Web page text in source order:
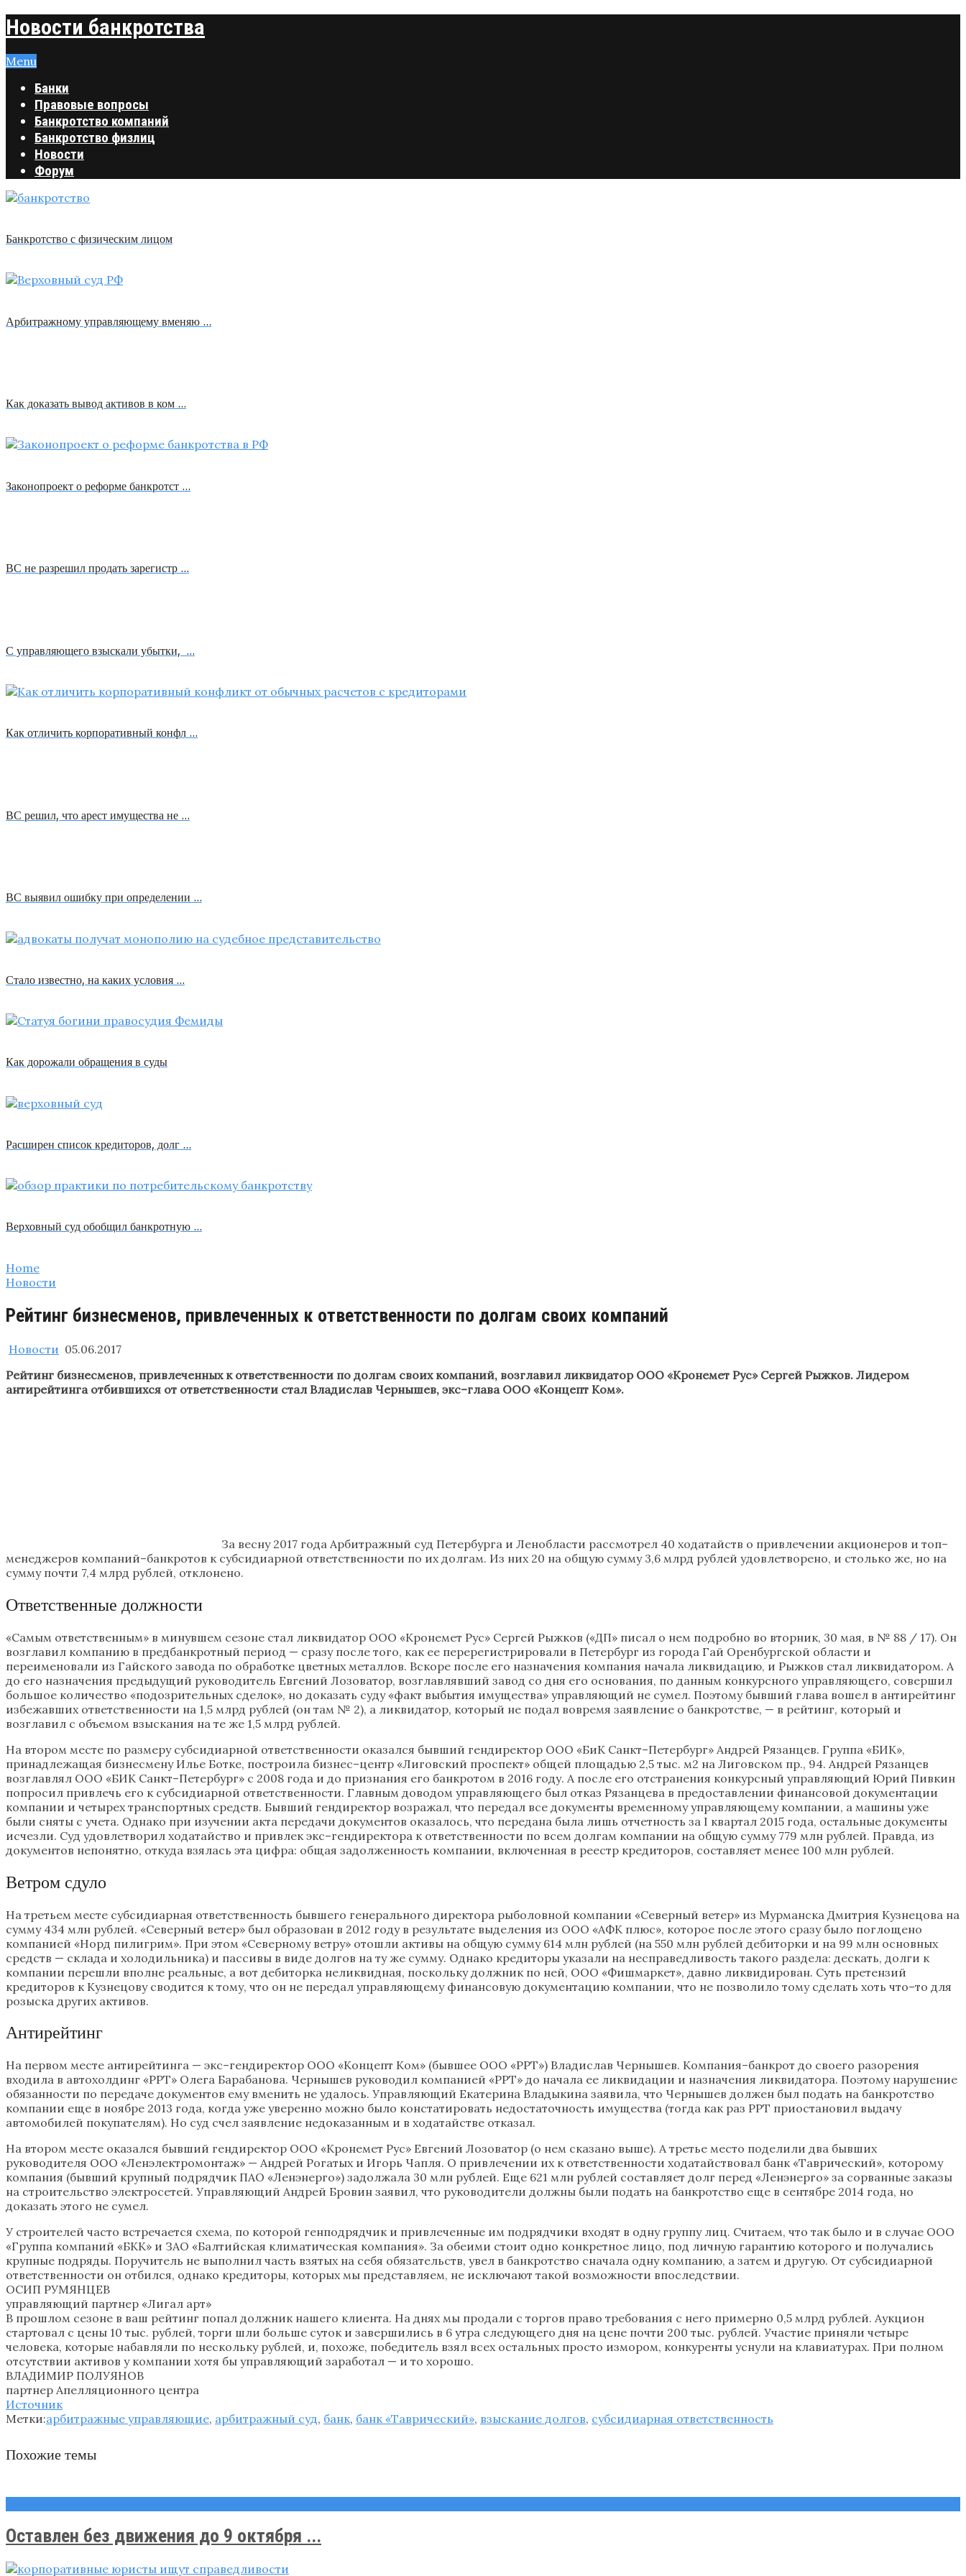
Новости банкротства
Menu
Банки
Правовые вопросы
Банкротство компаний
Банкротство физлиц
Новости
Форум
Банкротство с физическим лицом
Арбитражному управляющему вменяю …
Как доказать вывод активов в ком …
Законопроект о реформе банкротст …
ВС не разрешил продать зарегистр …
С управляющего взыскали убытки, …
Как отличить корпоративный конфл …
ВС решил, что арест имущества не …
ВС выявил ошибку при определении …
Стало известно, на каких условия …
Как дорожали обращения в суды
Расширен список кредиторов, долг …
Верховный суд обобщил банкротную …
Home
Новости
Рейтинг бизнесменов, привлеченных к ответственности по долгам своих компаний
Новости 05.06.2017
Рейтинг бизнесменов, привлеченных к ответственности по долгам своих компаний, возглавил ликвидатор ООО «Кронемет Рус» Сергей Рыжков. Лидером
антирейтинга отбившихся от ответственности стал Владислав Чернышев, экс–глава ООО «Концепт Ком».
За весну 2017 года Арбитражный суд Петербурга и Ленобласти рассмотрел 40 ходатайств о привлечении акционеров и топ–
менеджеров компаний–банкротов к субсидиарной ответственности по их долгам. Из них 20 на общую сумму 3,6 млрд рублей удовлетворено, и столько же, но на
сумму почти 7,4 млрд рублей, отклонено.
Ответственные должности
«Самым ответственным» в минувшем сезоне стал ликвидатор ООО «Кронемет Рус» Сергей Рыжков («ДП» писал о нем подробно во вторник, 30 мая, в № 88 / 17). Он
возглавил компанию в предбанкротный период — сразу после того, как ее перерегистрировали в Петербург из города Гай Оренбургской области и
переименовали из Гайского завода по обработке цветных металлов. Вскоре после его назначения компания начала ликвидацию, и Рыжков стал ликвидатором. А
до его назначения предыдущий руководитель Евгений Лозоватор, возглавлявший завод со дня его основания, по данным конкурсного управляющего, совершил
большое количество «подозрительных сделок», но доказать суду «факт выбытия имущества» управляющий не сумел. Поэтому бывший глава вошел в антирейтинг
избежавших ответственности на 1,5 млрд рублей (он там № 2), а ликвидатор, который не подал вовремя заявление о банкротстве, — в рейтинг, который и
возглавил с объемом взыскания на те же 1,5 млрд рублей.
На втором месте по размеру субсидиарной ответственности оказался бывший гендиректор ООО «БиК Санкт–Петербург» Андрей Рязанцев. Группа «БИК»,
принадлежащая бизнесмену Илье Ботке, построила бизнес–центр «Лиговский проспект» общей площадью 2,5 тыс. м2 на Лиговском пр., 94. Андрей Рязанцев
возглавлял ООО «БИК Санкт–Петербург» с 2008 года и до признания его банкротом в 2016 году. А после его отстранения конкурсный управляющий Юрий Пивкин
попросил привлечь его к субсидиарной ответственности. Главным доводом управляющего был отказ Рязанцева в предоставлении финансовой документации
компании и четырех транспортных средств. Бывший гендиректор возражал, что передал все документы временному управляющему компании, а машины уже
были сняты с учета. Однако при изучении акта передачи документов оказалось, что передана была лишь отчетность за I квартал 2015 года, остальные документы
исчезли. Суд удовлетворил ходатайство и привлек экс–гендиректора к ответственности по всем долгам компании на общую сумму 779 млн рублей. Правда, из
документов непонятно, откуда взялась эта цифра: общая задолженность компании, включенная в реестр кредиторов, составляет менее 100 млн рублей.
Ветром сдуло
На третьем месте субсидиарная ответственность бывшего генерального директора рыболовной компании «Северный ветер» из Мурманска Дмитрия Кузнецова на
сумму 434 млн рублей. «Северный ветер» был образован в 2012 году в результате выделения из ООО «АФК плюс», которое после этого сразу было поглощено
компанией «Норд пилигрим». При этом «Северному ветру» отошли активы на общую сумму 614 млн рублей (на 550 млн рублей дебиторки и на 99 млн основных
средств — склада и холодильника) и пассивы в виде долгов на ту же сумму. Однако кредиторы указали на несправедливость такого раздела: дескать, долги к
компании перешли вполне реальные, а вот дебиторка неликвидная, поскольку должник по ней, ООО «Фишмаркет», давно ликвидирован. Суть претензий
кредиторов к Кузнецову сводится к тому, что он не передал управляющему финансовую документацию компании, что не позволило тому сделать хоть что–то для
розыска других активов.
Антирейтинг
На первом месте антирейтинга — экс–гендиректор ООО «Концепт Ком» (бывшее ООО «РРТ») Владислав Чернышев. Компания–банкрот до своего разорения
входила в автохолдинг «РРТ» Олега Барабанова. Чернышев руководил компанией «РРТ» до начала ее ликвидации и назначения ликвидатора. Поэтому нарушение
обязанности по передаче документов ему вменить не удалось. Управляющий Екатерина Владыкина заявила, что Чернышев должен был подать на банкротство
компании еще в ноябре 2013 года, когда уже уверенно можно было констатировать недостаточность имущества (тогда как раз РРТ приостановил выдачу
автомобилей покупателям). Но суд счел заявление недоказанным и в ходатайстве отказал.
На втором месте оказался бывший гендиректор ООО «Кронемет Рус» Евгений Лозоватор (о нем сказано выше). А третье место поделили два бывших
руководителя ООО «Ленэлектромонтаж» — Андрей Рогатых и Игорь Чапля. О привлечении их к ответственности ходатайствовал банк «Таврический», которому
компания (бывший крупный подрядчик ПАО «Ленэнерго») задолжала 30 млн рублей. Еще 621 млн рублей составляет долг перед «Ленэнерго» за сорванные заказы
на строительство электросетей. Управляющий Андрей Бровин заявил, что руководители должны были подать на банкротство еще в сентябре 2014 года, но
доказать этого не сумел.
У строителей часто встречается схема, по которой генподрядчик и привлеченные им подрядчики входят в одну группу лиц. Считаем, что так было и в случае ООО
«Группа компаний «БКК» и ЗАО «Балтийская климатическая компания». За обеими стоит одно конкретное лицо, под личную гарантию которого и получались
крупные подряды. Поручитель не выполнил часть взятых на себя обязательств, увел в банкротство сначала одну компанию, а затем и другую. От субсидиарной
ответственности он отбился, однако кредиторы, которых мы представляем, не исключают такой возможности впоследствии.
ОСИП РУМЯНЦЕВ
управляющий партнер «Лигал арт»
В прошлом сезоне в ваш рейтинг попал должник нашего клиента. На днях мы продали с торгов право требования с него примерно 0,5 млрд рублей. Аукцион
стартовал с цены 10 тыс. рублей, торги шли больше суток и завершились в 6 утра следующего дня на цене почти 200 тыс. рублей. Участие приняли четыре
человека, которые набавляли по нескольку рублей, и, похоже, победитель взял всех остальных просто измором, конкуренты уснули на клавиатурах. При полном
отсутствии активов у компании хотя бы управляющий заработал — и то хорошо.
ВЛАДИМИР ПОЛУЯНОВ
партнер Апелляционного центра
Источник
Метки:арбитражные управляющие, арбитражный суд, банк, банк «Таврический», взыскание долгов, субсидиарная ответственность
Похожие темы
Оставлен без движения до 9 октября ...